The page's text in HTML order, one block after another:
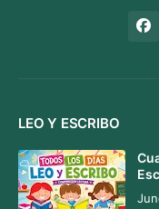
LEO Y ESCRIBO